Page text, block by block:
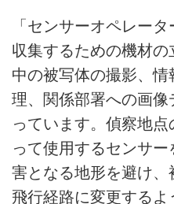
「センサーオペレー
収集するための機材
中の被写体の撮影、
理、関係部署への画
っています。偵察地
って使用するセンサ
害となる地形を避け
飛行経路に変更する